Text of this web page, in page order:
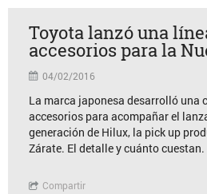
Toyota lanzó una
accesorios para la
04/02/2016
La marca japonesa desarrolló una
accesorios para acompañar el
generación de Hilux, la pick up
Zárate. El detalle y cuánto cuestan.
Compartir